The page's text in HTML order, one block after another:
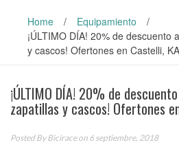
Home / Equipamiento
/
¡ÚLTIMO DÍA! 20% de descuento
y cascos! Ofertones en Castelli,
¡ÚLTIMO DÍA! 20% de
zapatillas y cascos! Ofertones
Posted ByBiciraceon 6 septiembre, 2018